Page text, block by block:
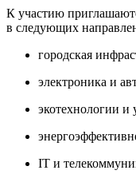
К участию
в следующих
городская
электроника и
экотехнологии и
IT и